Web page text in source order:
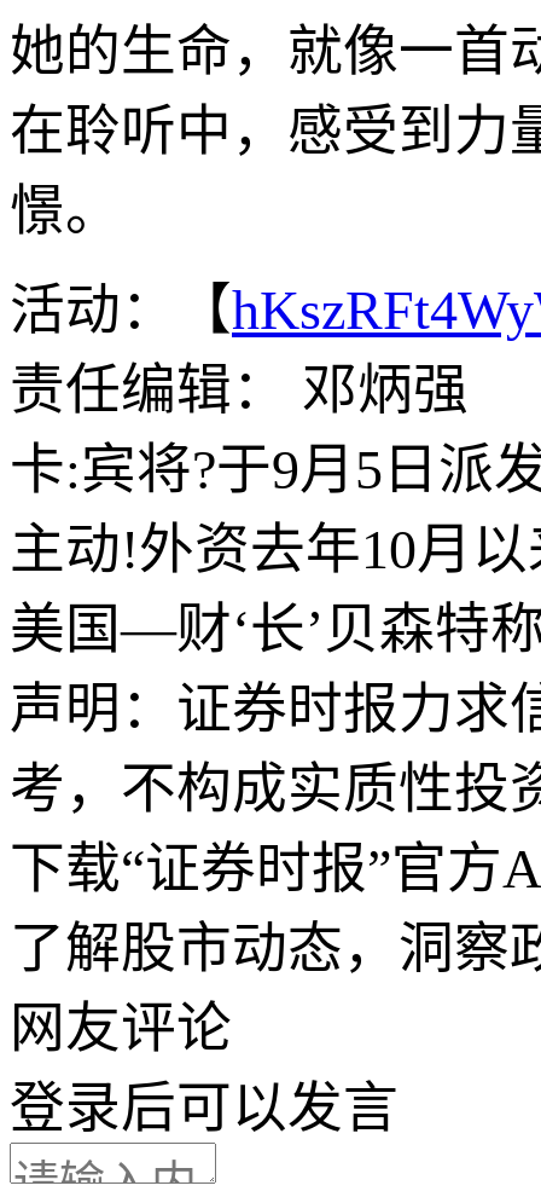
她的生命，就像一首
在聆听中，感受到力
憬。
活动：【
责任编辑： 邓炳强
卡:宾将?于9月5日派
主动!外资去年10月
美国—财‘长’贝森特
声明：证券时报力求
考，不构成实质性投
下载“证券时报”官方
了解股市动态，洞察
网友评论
登录后可以发言